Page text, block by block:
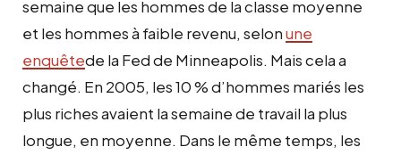
semaine que les hommes de la classe moyenne
et les hommes à faible revenu, selonune
enquêtede la Fed de Minneapolis. Mais cela a
changé. En 2005, les 10 % d’hommes mariés les
plus riches avaient la semaine de travail la plus
longue, en moyenne. Dans le même temps, les